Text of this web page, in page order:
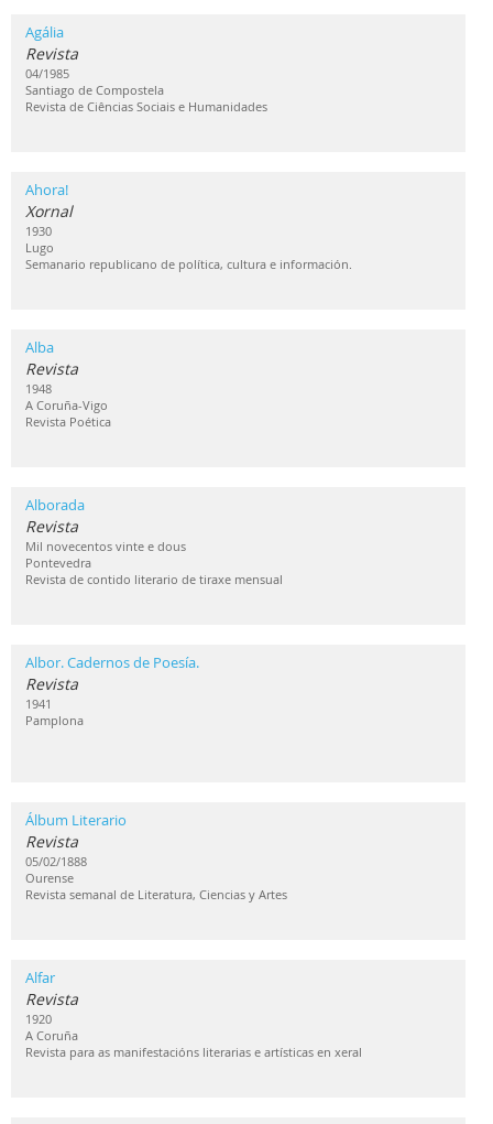
Agália
Revista
04/1985
Santiago de Compostela
Revista de Ciências Sociais e Humanidades
Ahora!
Xornal
1930
Lugo
Semanario republicano de política, cultura e información.
Alba
Revista
1948
A Coruña-Vigo
Revista Poética
Alborada
Revista
Mil novecentos vinte e dous
Pontevedra
Revista de contido literario de tiraxe mensual
Albor. Cadernos de Poesía.
Revista
1941
Pamplona
Álbum Literario
Revista
05/02/1888
Ourense
Revista semanal de Literatura, Ciencias y Artes
Alfar
Revista
1920
A Coruña
Revista para as manifestacións literarias e artísticas en xeral